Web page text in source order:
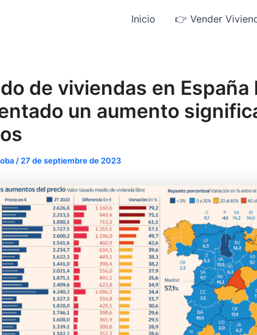
Inicio 👉 Vender
de viviendas en España
un aumento
/ 27 de septiembre de 2023